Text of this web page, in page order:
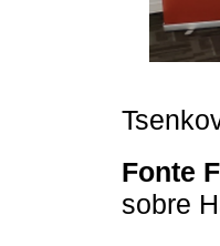
Fonte
sobre